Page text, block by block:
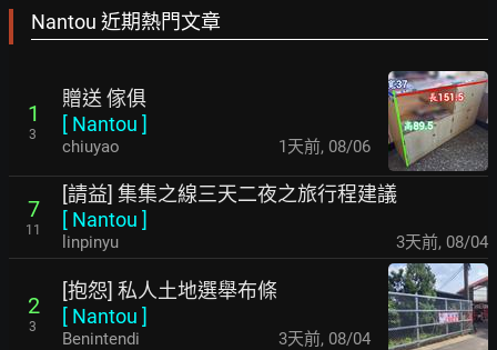
Nantou 近期熱門文章
1
3
贈送 傢俱
[ Nantou ]
chiuyao 1天前, 08/06
7
11
[請益] 集集之線三天二夜之旅行程建議
[ Nantou ]
linpinyu 3天前, 08/04
2
3
[抱怨] 私人土地選舉布條
[ Nantou ]
Benintendi 3天前, 08/04